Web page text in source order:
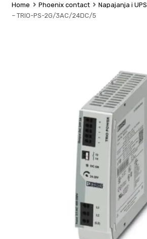
Home Phoenix contact Napajanja i UPS
– TRIO-PS-2G/3AC/24DC/5